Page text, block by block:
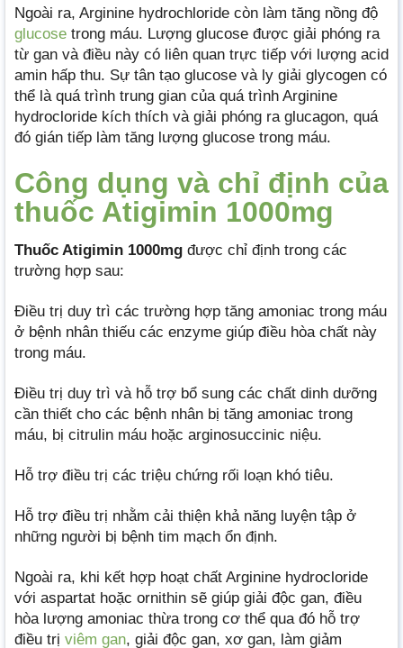
Ngoài ra, Arginine hydrochloride còn làm tăng nồng độ
glucose trong máu. Lượng glucose được giải phóng ra
từ gan và điều này có liên quan trực tiếp với lượng acid
amin hấp thu. Sự tân tạo glucose và ly giải glycogen có
thể là quá trình trung gian của quá trình Arginine
hydrocloride kích thích và giải phóng ra glucagon, quá
đó gián tiếp làm tăng lượng glucose trong máu.
Công dụng và chỉ định của
thuốc Atigimin 1000mg
Thuốc Atigimin 1000mg được chỉ định trong các
trường hợp sau:
Điều trị duy trì các trường hợp tăng amoniac trong máu
ở bệnh nhân thiếu các enzyme giúp điều hòa chất này
trong máu.
Điều trị duy trì và hỗ trợ bổ sung các chất dinh dưỡng
cần thiết cho các bệnh nhân bị tăng amoniac trong
máu, bị citrulin máu hoặc arginosuccinic niệu.
Hỗ trợ điều trị các triệu chứng rối loạn khó tiêu.
Hỗ trợ điều trị nhằm cải thiện khả năng luyện tập ở
những người bị bệnh tim mạch ổn định.
Ngoài ra, khi kết hợp hoạt chất Arginine hydrocloride
với aspartat hoặc ornithin sẽ giúp giải độc gan, điều
hòa lượng amoniac thừa trong cơ thể qua đó hỗ trợ
điều trị viêm gan, giải độc gan, xơ gan, làm giảm